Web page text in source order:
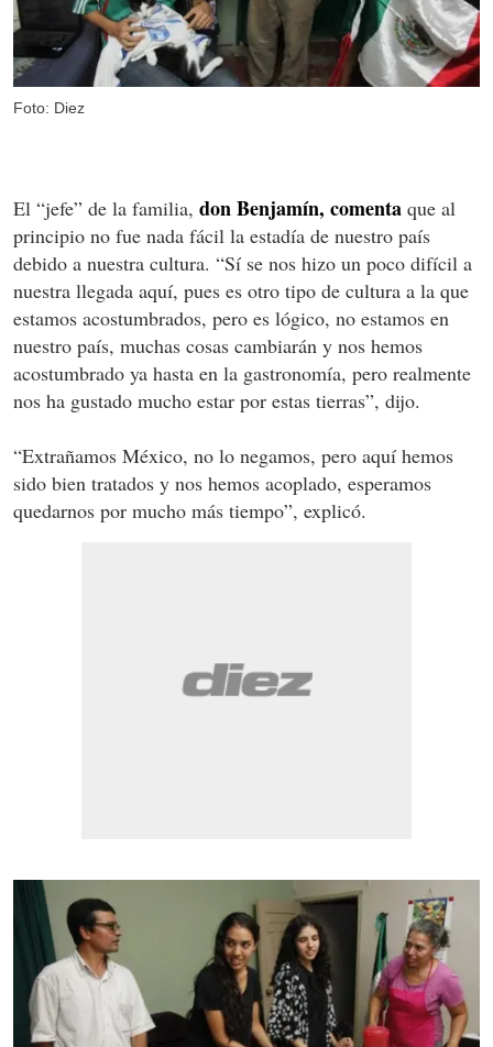
Foto: Diez
El “jefe” de la familia, don Benjamín, comenta que al
principio no fue nada fácil la estadía de nuestro país
debido a nuestra cultura. “Sí se nos hizo un poco difícil a
nuestra llegada aquí, pues es otro tipo de cultura a la que
estamos acostumbrados, pero es lógico, no estamos en
nuestro país, muchas cosas cambiarán y nos hemos
acostumbrado ya hasta en la gastronomía, pero realmente
nos ha gustado mucho estar por estas tierras”, dijo.
“Extrañamos México, no lo negamos, pero aquí hemos
sido bien tratados y nos hemos acoplado, esperamos
quedarnos por mucho más tiempo”, explicó.